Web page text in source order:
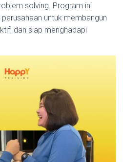
solving. Program ini
untuk membangun
dan siap menghadapi